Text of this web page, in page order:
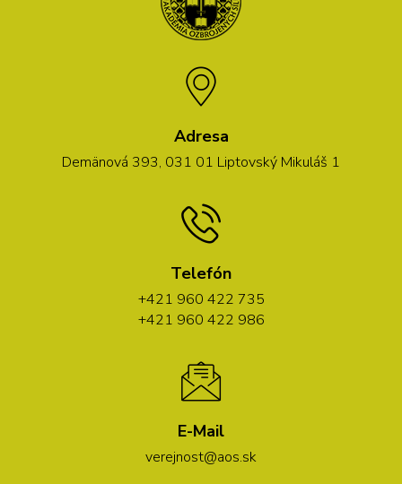
Adresa
Demänová 393, 031 01 Liptovský Mikuláš 1
Telefón
+421 960 422 735
+421 960 422 986
E-Mail
verejnost@aos.sk